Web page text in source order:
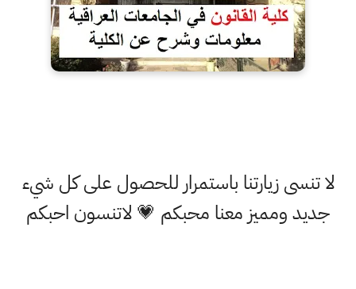
لا تنسى زيارتنا باستمرار للحصول على كل شيء
جديد ومميز معنا محبكم 💗 لاتنسون احبكم